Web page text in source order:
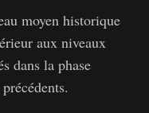
moyen historique
aux niveaux
dans la phase